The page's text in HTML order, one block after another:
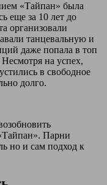
«Тайпан» была
еще за 10 лет до
организовали
танцевальную и
даже попала в топ
на успех,
в свободное
долго.
Парни
но и сам подход к